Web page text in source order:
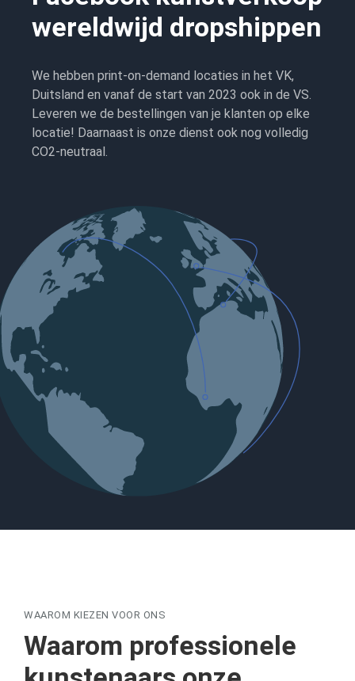
wereldwijd dropshippen
We hebben print-on-demand locaties in het VK,
Duitsland en vanaf de start van 2023 ook in de VS.
Leveren we de bestellingen van je klanten op elke
locatie! Daarnaast is onze dienst ook nog volledig
CO2-neutraal.
WAAROM KIEZEN VOOR ONS
Waarom professionele